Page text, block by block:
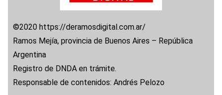
©2020 https://deramosdigital.com.ar/
Ramos Mejía, provincia de Buenos Aires – República
Argentina
Registro de DNDA en trámite.
Responsable de contenidos: Andrés Pelozo